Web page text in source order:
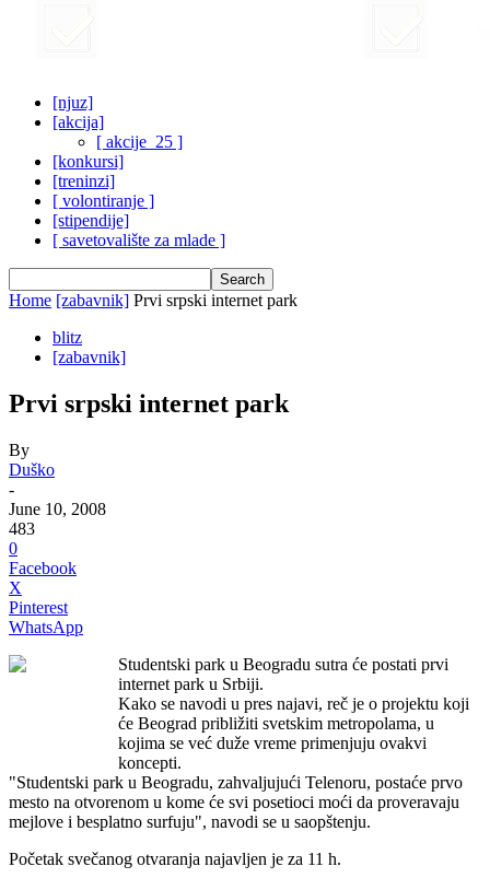
[njuz]
[akcija]
[ akcije_25 ]
[konkursi]
[treninzi]
[ volontiranje ]
[stipendije]
[ savetovalište za mlade ]
Home [zabavnik] Prvi srpski internet park
blitz
[zabavnik]
Prvi srpski internet park
By
Duško
-
June 10, 2008
483
0
Facebook
X
Pinterest
WhatsApp
Studentski park u Beogradu sutra će postati prvi
internet park u Srbiji.
Kako se navodi u pres najavi, reč je o projektu koji
će Beograd približiti svetskim metropolama, u
kojima se već duže vreme primenjuju ovakvi
koncepti.
"Studentski park u Beogradu, zahvaljujući Telenoru, postaće prvo
mesto na otvorenom u kome će svi posetioci moći da proveravaju
mejlove i besplatno surfuju", navodi se u saopštenju.
Početak svečanog otvaranja najavljen je za 11 h.